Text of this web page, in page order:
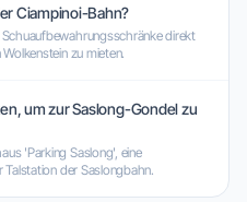
Ciampinoi-Bahn?
direkt
zu mieten.
um zur Saslong-Gondel zu
'Parking Saslong', eine
der Saslongbahn.